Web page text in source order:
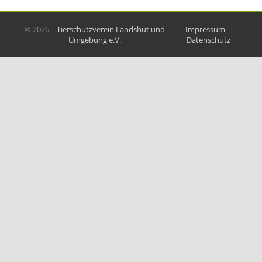
©2026 |Tierschutzverein Landshut und
Umgebung e.V.
Impressum |
Datenschutz